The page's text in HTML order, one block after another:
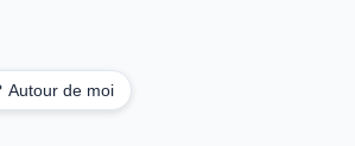
Autour de moi